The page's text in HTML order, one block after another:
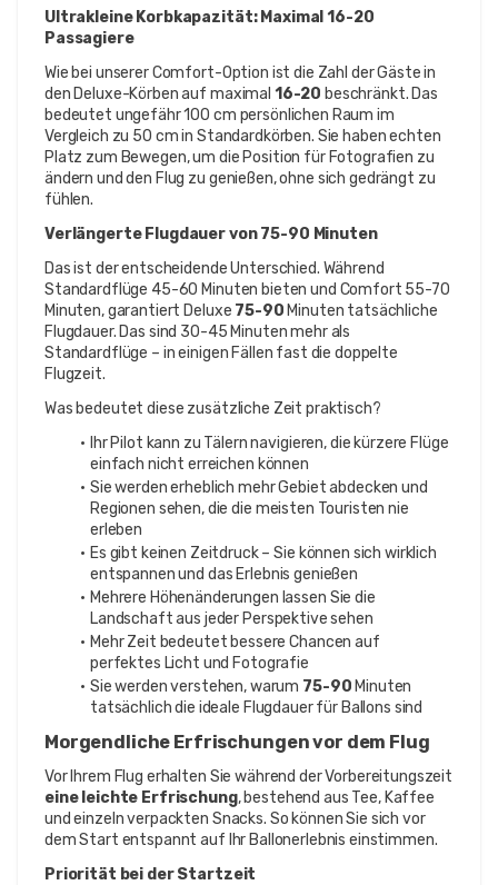
Ultrakleine Korbkapazität: Maximal 16-20
Passagiere
Wie bei unserer Comfort-Option ist die Zahl der Gäste in
den Deluxe-Körben auf maximal 16-20 beschränkt. Das
bedeutet ungefähr 100 cm persönlichen Raum im
Vergleich zu 50 cm in Standardkörben. Sie haben echten
Platz zum Bewegen, um die Position für Fotografien zu
ändern und den Flug zu genießen, ohne sich gedrängt zu
fühlen.
Verlängerte Flugdauer von 75-90 Minuten
Das ist der entscheidende Unterschied. Während
Standardflüge 45-60 Minuten bieten und Comfort 55-70
Minuten, garantiert Deluxe 75-90 Minuten tatsächliche
Flugdauer. Das sind 30-45 Minuten mehr als
Standardflüge – in einigen Fällen fast die doppelte
Flugzeit.
Was bedeutet diese zusätzliche Zeit praktisch?
Ihr Pilot kann zu Tälern navigieren, die kürzere Flüge
einfach nicht erreichen können
Sie werden erheblich mehr Gebiet abdecken und
Regionen sehen, die die meisten Touristen nie
erleben
Es gibt keinen Zeitdruck – Sie können sich wirklich
entspannen und das Erlebnis genießen
Mehrere Höhenänderungen lassen Sie die
Landschaft aus jeder Perspektive sehen
Mehr Zeit bedeutet bessere Chancen auf
perfektes Licht und Fotografie
Sie werden verstehen, warum 75-90 Minuten
tatsächlich die ideale Flugdauer für Ballons sind
Morgendliche Erfrischungen vor dem Flug
eine leichte Erfrischung, bestehend aus Tee, Kaffee
und einzeln verpackten Snacks. So können Sie sich vor
dem Start entspannt auf Ihr Ballonerlebnis einstimmen.
Priorität bei der Startzeit